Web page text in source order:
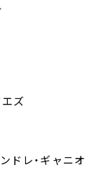
ズ
ドレ・ギャニオ